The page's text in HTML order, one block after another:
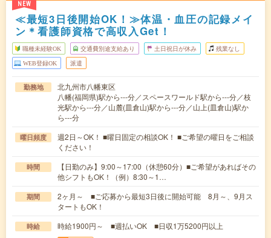
NEW
≪最短3日後開始OK！≫体温・血圧の記録メイ
ン＊看護師資格で高収入Get！
職種未経験OK 交通費別途支給あり 土日祝日が休み 残業なし
WEB登録OK 派遣
勤務地
北九州市八幡東区
八幡(福岡県)駅から---分／スペースワールド駅から---分／枝
光駅から---分／山麓(皿倉山)駅から---分／山上(皿倉山)駅か
ら---分
曜日頻度
週2日～OK！ ■曜日固定の相談OK！ ■ご希望の曜日をご相談
ください！
時間
【日勤のみ】9:00～17:00（休憩60分）■ご希望があればその
他シフトもOK！（例）8:30～1…
期間
2ヶ月～ ■ご応募から最短3日後に開始可能 8月～、9月ス
タートもOK！
時給 時給1900円～ ■週払いOK ■日収1万5200円以上